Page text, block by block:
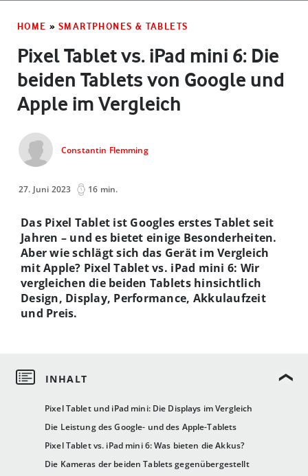
HOME » SMARTPHONES & TABLETS
Pixel Tablet vs. iPad mini 6: Die
beiden Tablets von Google und
Apple im Vergleich
Constantin Flemming
27. Juni 2023 16 min.
Pixel Tablet und iPad mini: Die Displays im Vergleich
Die Leistung des Google- und des Apple-Tablets
Pixel Tablet vs. iPad mini 6: Was bieten die Akkus?
Die Kameras der beiden Tablets gegenübergestellt
Das Pixel Tablet ist Googles erstes Tablet seit
Jahren – und es bietet einige Besonderheiten.
Aber wie schlägt sich das Gerät im Vergleich
mit Apple? Pixel Tablet vs. iPad mini 6: Wir
vergleichen die beiden Tablets hinsichtlich
Design, Display, Performance, Akkulaufzeit
und Preis.